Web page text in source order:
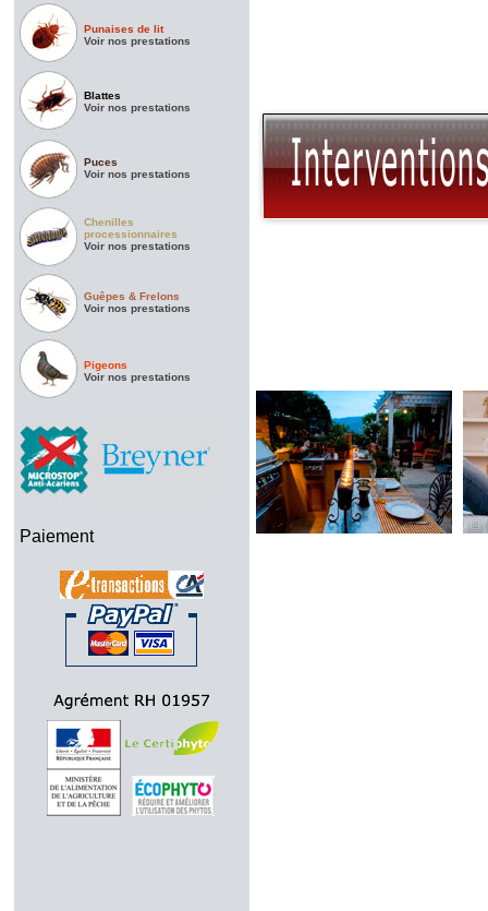
Punaises de lit
Voir nos prestations
Blattes
Voir nos prestations
Puces
Voir nos prestations
Chenilles
processionnaires
Voir nos prestations
Guêpes & Frelons
Voir nos prestations
Pigeons
Voir nos prestations
Paiement